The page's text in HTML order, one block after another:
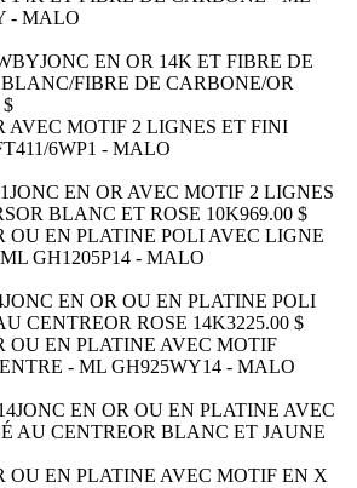
JONC EN OR 14K ET FIBRE DE
FIBRE DE CARBONE/OR
$
JONC EN OR AVEC MOTIF 2 LIGNES
OR BLANC ET ROSE 10K969.00 $
JONC EN OR OU EN PLATINE POLI
CENTREOR ROSE 14K3225.00 $
JONC EN OR OU EN PLATINE AVEC
AU CENTREOR BLANC ET JAUNE